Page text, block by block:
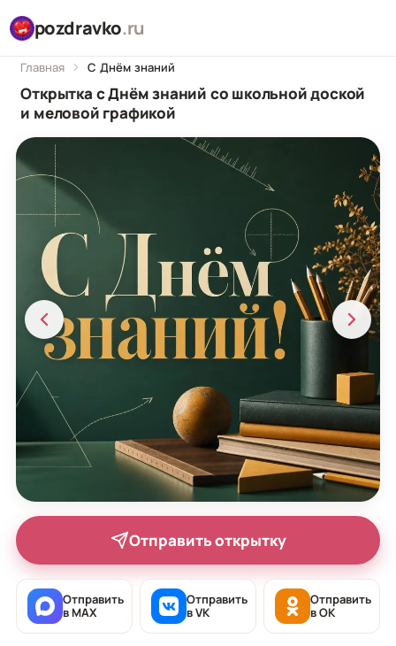
pozdravko.ru
Главная С Днём знаний
Открытка с Днём знаний со школьной доской
и меловой графикой
Отправить открытку
Отправить
в MAX
Отправить
в VK
Отправить
в OK